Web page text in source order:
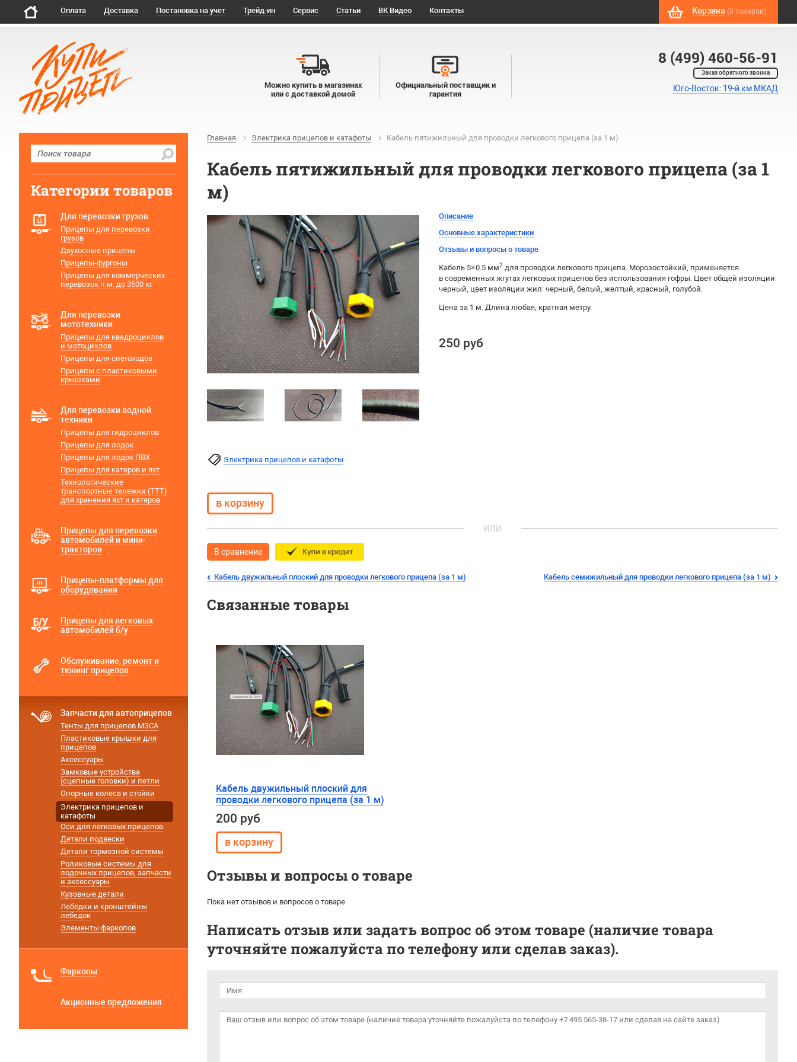
Оплата Доставка Постановка на учет Трейд-ин Сервис Статьи ВК Видео Контакты Корзина (0 товаров)
8 (499) 460-56-91
Заказ обратного звонка
Юго-Восток: 19-й км МКАД
Можно купить в магазинах
или с доставкой домой
Официальный поставщик и
гарантия
Главная Электрика прицепов и катафоты Кабель пятижильный для проводки легкового прицепа (за 1 м)
Кабель пятижильный для проводки легкового прицепа (за 1
м)
Электрика прицепов и катафоты
Описание
Основные характеристики
Отзывы и вопросы о товаре
Кабель 5×0.5 мм2 для проводки легкового прицепа. Морозостойкий, применяется
в современных жгутах легковых прицепов без использования гофры. Цвет общей изоляции
черный, цвет изоляции жил: черный, белый, желтый, красный, голубой.
Цена за 1 м. Длина любая, кратная метру.
250 руб
ИЛИ
В сравнение
Кабель двужильный плоский для проводки легкового прицепа (за 1 м) Кабель семижильный для проводки легкового прицепа (за 1 м)
Связанные товары
Кабель двужильный плоский для
проводки легкового прицепа (за 1 м)
200 руб
Отзывы и вопросы о товаре
Пока нет отзывов и вопросов о товаре
Написать отзыв или задать вопрос об этом товаре (наличие товара
уточняйте пожалуйста по телефону или сделав заказ).
Категории товаров
Для перевозки грузов
Прицепы для перевозки
грузов
Двухосные прицепы
Прицепы-фургоны
Прицепы для коммерческих
перевозок п.м. до 3500 кг
Для перевозки
мототехники
Прицепы для квадроциклов
и мотоциклов
Прицепы для снегоходов
Прицепы с пластиковыми
крышками
Для перевозки водной
техники
Прицепы для гидроциклов
Прицепы для лодок
Прицепы для лодок ПВХ
Прицепы для катеров и яхт
Технологические
транспортные тележки (ТТТ)
для хранения яхт и катеров
Прицепы для перевозки
автомобилей и мини-
тракторов
Прицепы-платформы для
оборудования
Прицепы для легковых
автомобилей б/у
Обслуживание, ремонт и
тюнинг прицепов
Запчасти для автоприцепов
Тенты для прицепов МЗСА
Пластиковые крышки для
прицепов
Аксессуары
Замковые устройства
(сцепные головки) и петли
Опорные колеса и стойки
Электрика прицепов и
катафоты
Оси для легковых прицепов
Детали подвески
Детали тормозной системы
Роликовые системы для
лодочных прицепов, запчасти
и аксессуары
Кузовные детали
Лебёдки и кронштейны
лебедок
Элементы фаркопов
Фаркопы
Акционные предложения